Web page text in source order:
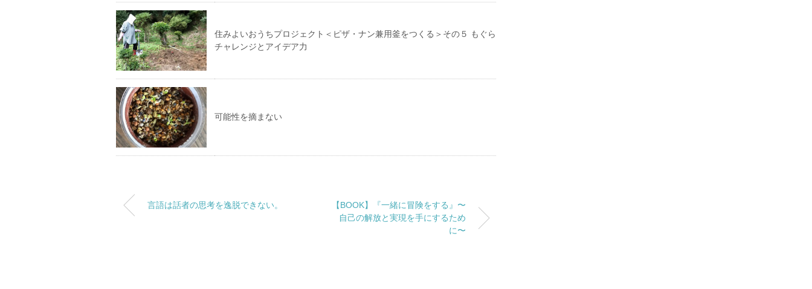
住みよいおうちプロジェクト＜ピザ・ナン兼用釜をつくる＞その５ もぐら
チャレンジとアイデア力
可能性を摘まない
言語は話者の思考を逸脱できない。
【BOOK】『一緒に冒険をする』〜
自己の解放と実現を手にするため
に〜